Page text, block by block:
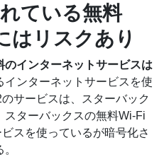
ている無料
はリスクあり
インターネットサービスは
インターネットサービスを使
サービスは、スターバック
スターバックスの無料Wi-Fi
スを使っているが暗号化さ